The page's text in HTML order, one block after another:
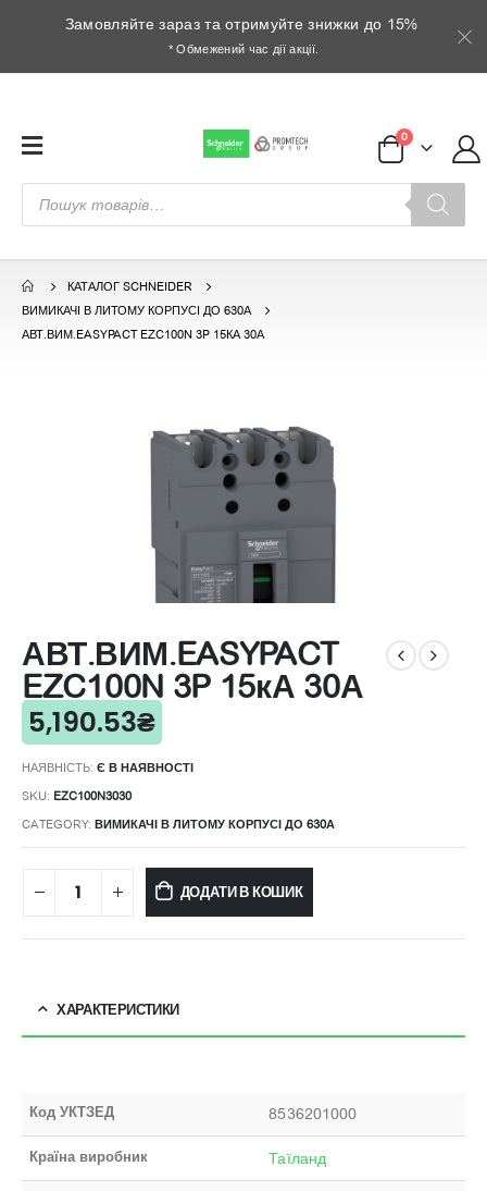
Замовляйте зараз та отримуйте знижки до 15%
* Обмежений час дії акції.
Пошук
товарів
0
КАТАЛОГ SCHNEIDER
ВИМИКАЧІ В ЛИТОМУ КОРПУСІ ДО 630А
АВТ.ВИМ.EASYPACT EZC100N 3P 15КА 30А
АВТ.ВИМ.EASYPACT
EZC100N 3P 15кА 30А
5,190.53₴
НАЯВНІСТЬ: Є В НАЯВНОСТІ
SKU: EZC100N3030
CATEGORY: ВИМИКАЧІ В ЛИТОМУ КОРПУСІ ДО 630А
ДОДАТИ В КОШИК
ХАРАКТЕРИСТИКИ
Код УКТЗЕД 8536201000
Країна виробник Таїланд